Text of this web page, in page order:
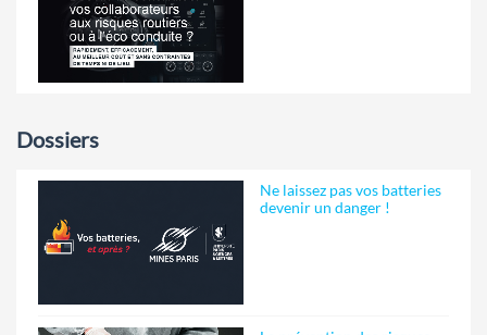
Dossiers
Ne laissez pas vos batteries
devenir un danger !